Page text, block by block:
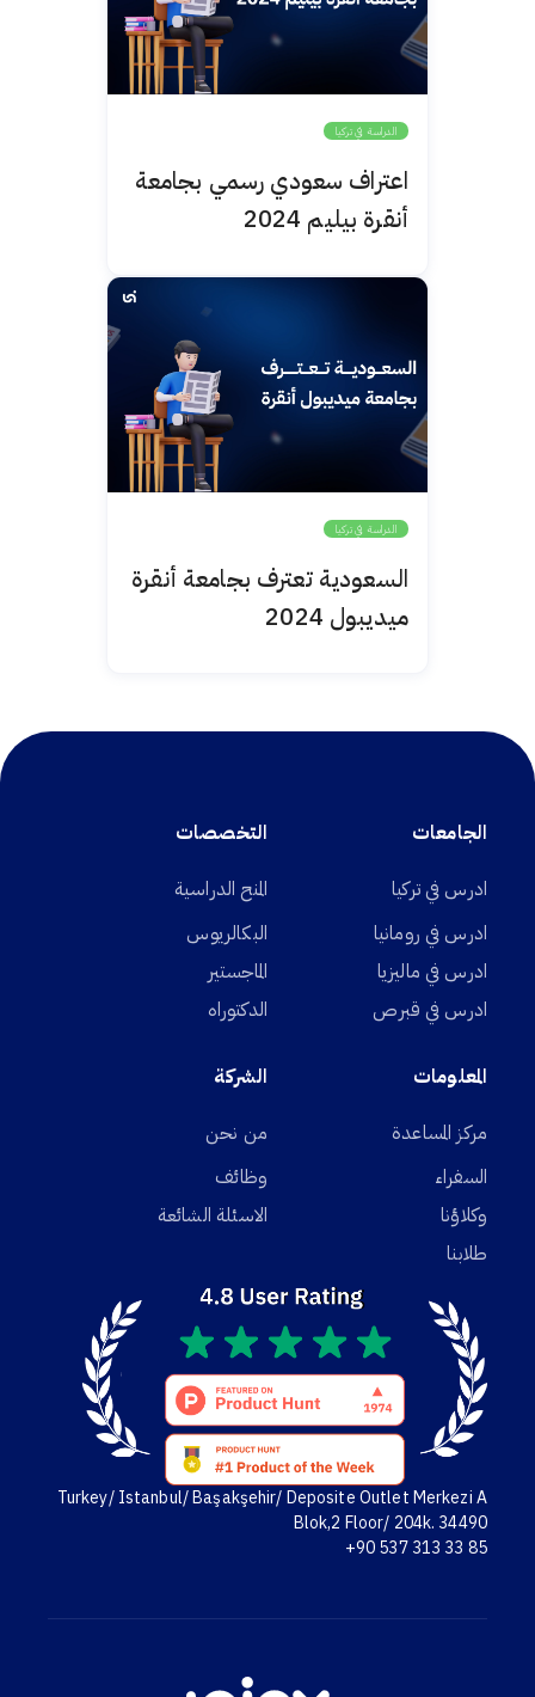
الدراسة في تركيا
اعتراف سعودي رسمي بجامعة
أنقرة بيليم 2024
الدراسة في تركيا
السعودية تعترف بجامعة أنقرة
ميديبول 2024
الجامعات
ادرس في تركيا
ادرس في رومانيا
ادرس في ماليزيا
ادرس في قبرص
التخصصات
المنح الدراسية
البكالريوس
الماجستير
الدكتوراه
المعلومات
مركز المساعدة
السفراء
وكلاؤنا
طلابنا
الشركة
من نحن
وظائف
الاسئلة الشائعة
Turkey/ Istanbul/ Başakşehir/ Deposite Outlet Merkezi A
Blok,2 Floor/ 204k. 34490
+90 537 313 33 85